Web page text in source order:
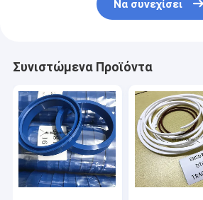
Να συνεχίσει
Συνιστώμενα Προϊόντα